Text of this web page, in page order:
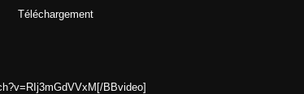
Téléchargement
BBvideo]